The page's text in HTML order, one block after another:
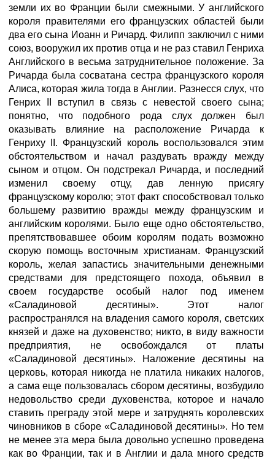
земли их во Франции были смежными. У английского
короля правителями его французских областей были
два его сына Иоанн и Ричард. Филипп заключил с ними
союз, вооружил их против отца и не раз ставил Генриха
Английского в весьма затруднительное положение. За
Ричарда была сосватана сестра французского короля
Алиса, которая жила тогда в Англии. Разнесся слух, что
Генрих II вступил в связь с невестой своего сына;
понятно, что подобного рода слух должен был
оказывать влияние на расположение Ричарда к
Генриху II. Французский король воспользовался этим
обстоятельством и начал раздувать вражду между
сыном и отцом. Он подстрекал Ричарда, и последний
изменил своему отцу, дав ленную присягу
французскому королю; этот факт способствовал только
большему развитию вражды между французским и
английским королями. Было еще одно обстоятельство,
препятствовавшее обоим королям подать возможно
скорую помощь восточным христианам. Французский
король, желая запастись значительными денежными
средствами для предстоящего похода, объявил в
своем государстве особый налог под именем
«Саладиновой десятины». Этот налог
распространялся на владения самого короля, светских
князей и даже на духовенство; никто, в виду важности
предприятия, не освобождался от платы
«Саладиновой десятины». Наложение десятины на
церковь, которая никогда не платила никаких налогов,
а сама еще пользовалась сбором десятины, возбудило
недовольство среди духовенства, которое и начало
ставить преграду этой мере и затруднять королевских
чиновников в сборе «Саладиновой десятины». Но тем
не менее эта мера была довольно успешно проведена
как во Франции, так и в Англии и дала много средств